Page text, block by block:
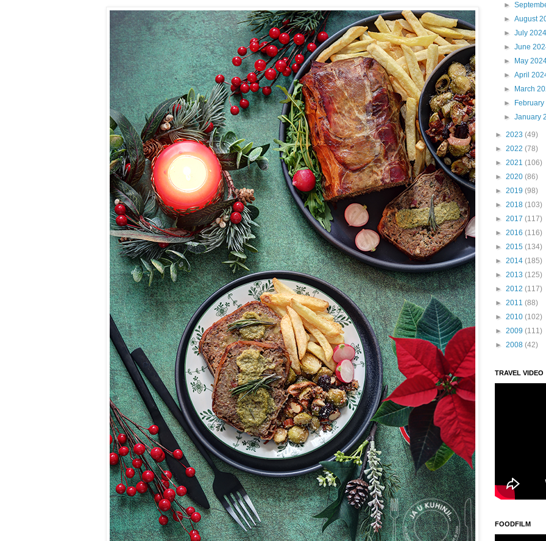
►
►August
►July
►June
►
May
►April
►
March
►
►January
► 2023 (49)
► 2022 (78)
► 2021 (106)
► 2020 (86)
► 2019 (98)
► 2018 (103)
► 2017 (117)
► 2016 (116)
► 2015 (134)
► 2014 (185)
► 2013 (125)
► 2012 (117)
► 2011 (88)
► 2010 (102)
► 2009 (111)
► 2008 (42)
TRAVEL VIDEO
FOODFILM